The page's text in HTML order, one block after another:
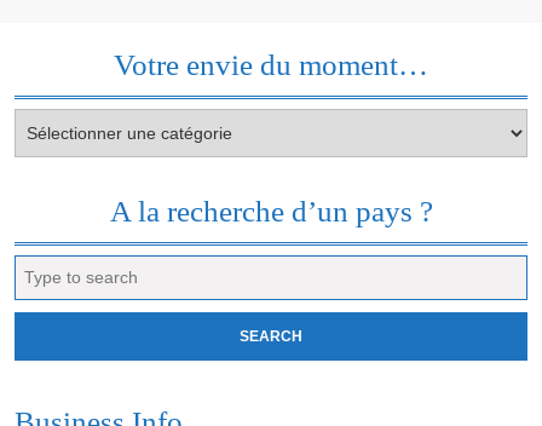
Votre envie du moment…
envie
A la recherche d’un pays ?
for: